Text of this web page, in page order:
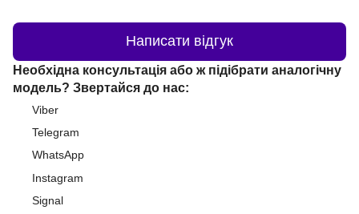
Написати відгук
Необхідна консультація або ж підібрати аналогічну
модель? Звертайся до нас:
Viber
Telegram
WhatsApp
Instagram
Signal